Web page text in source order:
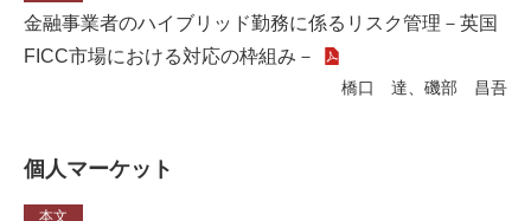
金融事業者のハイブリッド勤務に係るリスク管理－英国
FICC市場における対応の枠組み－
橋口 達、磯部 昌吾
個人マーケット
本文